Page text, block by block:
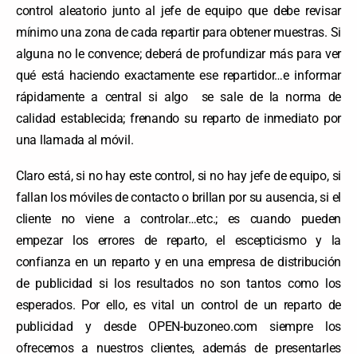
control aleatorio junto al jefe de equipo que debe revisar
mínimo una zona de cada repartir para obtener muestras. Si
alguna no le convence; deberá de profundizar más para ver
qué está haciendo exactamente ese repartidor…e informar
rápidamente a central si algo se sale de la norma de
calidad establecida; frenando su reparto de inmediato por
una llamada al móvil.
Claro está, si no hay este control, si no hay jefe de equipo, si
fallan los móviles de contacto o brillan por su ausencia, si el
cliente no viene a controlar…etc.; es cuando pueden
empezar los errores de reparto, el escepticismo y la
confianza en un reparto y en una empresa de distribución
de publicidad si los resultados no son tantos como los
esperados. Por ello, es vital un control de un reparto de
publicidad y desde OPEN-buzoneo.com siempre los
ofrecemos a nuestros clientes, además de presentarles